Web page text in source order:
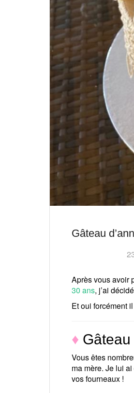
Gâteau
Après vous avoir
30 ans, j’ai
Et oui forcément
♦ Gâteau
Vous êtes
ma mère. Je lui
vos fourneaux !